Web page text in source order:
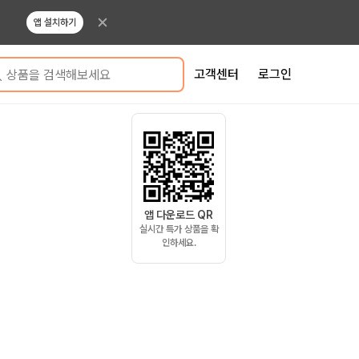
앱 설치하기
상품을 검색해보세요 고객센터 로그인
앱 다운로드 QR
실시간 특가 상품을 확
인하세요.